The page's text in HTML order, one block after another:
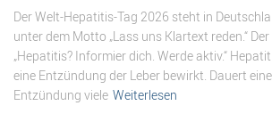
Der Welt-Hepatitis-Tag 2026 steht in
unter dem Motto „Lass uns Klartext reden.“
„Hepatitis? Informier dich. Werde aktiv.“
eine Entzündung der Leber bewirkt. Dauert
Entzündung viele Weiterlesen